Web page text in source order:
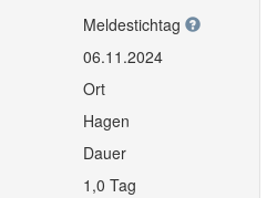
Meldestichtag
06.11.2024
Ort
Hagen
Dauer
1,0 Tag